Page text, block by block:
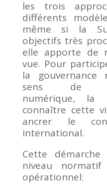
les trois
différents
même si la
objectifs très
elle apporte de
vue. Pour
la gouvernance
sens de
numérique, la
connaître cette
ancrer le
international.
Cette
niveau
opérationnel: